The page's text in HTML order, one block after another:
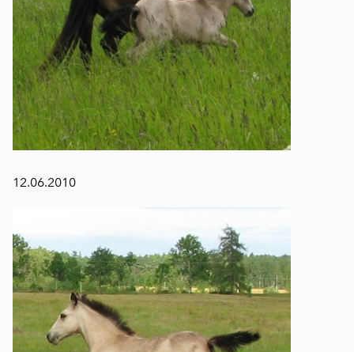
12.06.2010